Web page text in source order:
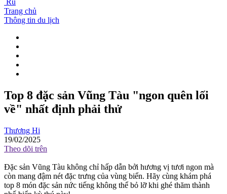
Ru
Trang chủ
Thông tin du lịch
Top 8 đặc sản Vũng Tàu "ngon quên lối
về" nhất định phải thử
Thương Hi
19/02/2025
Theo dõi trên
Đặc sản Vũng Tàu không chỉ hấp dẫn bởi hương vị tươi ngon mà
còn mang đậm nét đặc trưng của vùng biển. Hãy cùng khám phá
top 8 món đặc sản nức tiếng không thể bỏ lỡ khi ghé thăm thành